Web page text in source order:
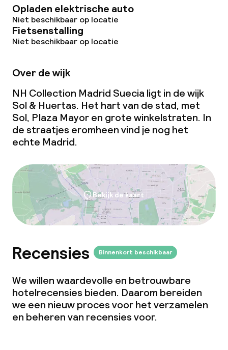
Overal rookvrij
Opladen elektrische auto
Niet beschikbaar op locatie
Fietsenstalling
Niet beschikbaar op locatie
Over de wijk
NH Collection Madrid Suecia ligt in de wijk
Sol & Huertas. Het hart van de stad, met
Sol, Plaza Mayor en grote winkelstraten. In
de straatjes eromheen vind je nog het
echte Madrid.
Bekijk de kaart
Recensies Binnenkort beschikbaar
We willen waardevolle en betrouwbare
hotelrecensies bieden. Daarom bereiden
we een nieuw proces voor het verzamelen
en beheren van recensies voor.